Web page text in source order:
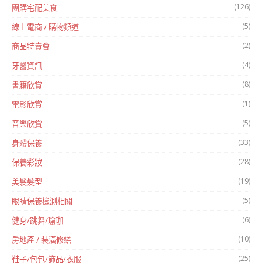
團購宅配美食 (126)
線上電商 / 購物頻道 (5)
商品特賣會 (2)
牙醫資訊 (4)
書籍欣賞 (8)
電影欣賞 (1)
音樂欣賞 (5)
身體保養 (33)
保養彩妝 (28)
美髮髮型 (19)
眼睛保養檢測相關 (5)
健身/跳舞/瑜珈 (6)
房地產 / 裝潢修繕 (10)
鞋子/包包/飾品/衣服 (25)